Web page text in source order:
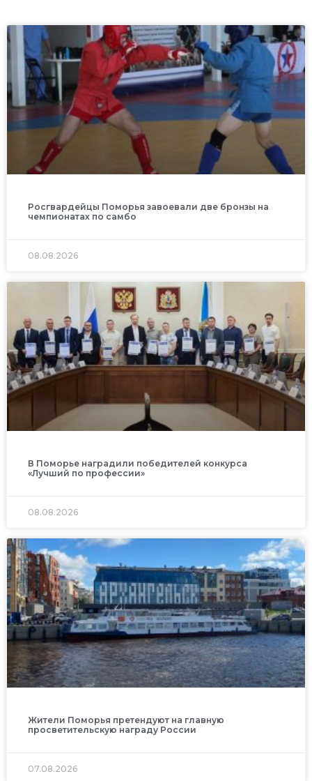
Росгвардейцы Поморья завоевали две бронзы на
чемпионатах по самбо
08.08.2026
В Поморье наградили победителей конкурса
«Лучший по профессии»
08.08.2026
Жители Поморья претендуют на главную
просветительскую награду России
07.08.2026